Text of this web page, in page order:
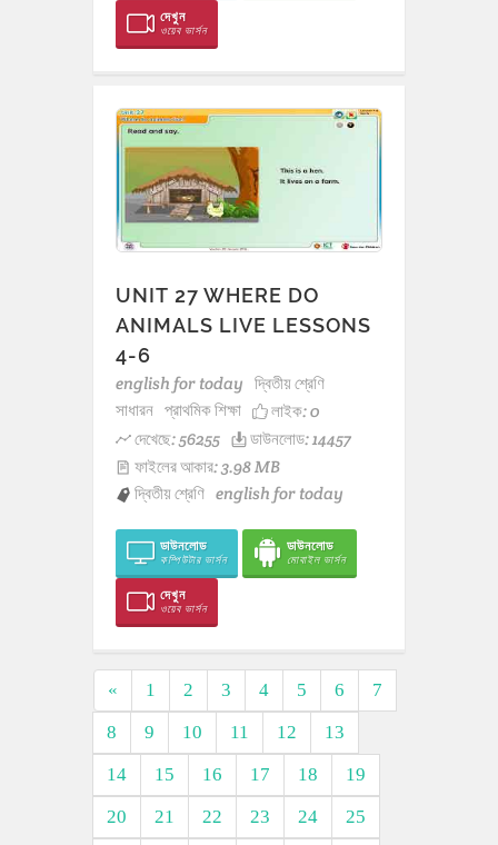
দেখুন
ওয়েব ভার্সন
UNIT 27 WHERE DO
ANIMALS LIVE LESSONS
4-6
english for today দ্বিতীয় শ্রেণি
সাধারন প্রাথমিক শিক্ষা লাইক:0
দেখেছে: 56255
ডাউনলোড: 14457
ফাইলের আকার: 3.98 MB
দ্বিতীয় শ্রেণি english for today
ডাউনলোড
কম্পিউটার ভার্সন
ডাউনলোড
মোবাইল ভার্সন
দেখুন
ওয়েব ভার্সন
« 1 2 3 4 5 6
7
8
9 10 11 12
13
14
15 16 17 18
19
20
21 22 23 24
25